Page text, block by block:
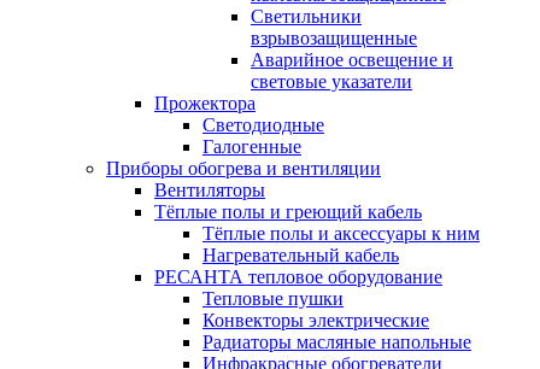
Светильники
взрывозащищенные
Аварийное освещение и
световые указатели
Прожектора
Светодиодные
Галогенные
Приборы обогрева и вентиляции
Вентиляторы
Тёплые полы и греющий кабель
Тёплые полы и аксессуары к ним
Нагревательный кабель
РЕСАНТА тепловое оборудование
Тепловые пушки
Конвекторы электрические
Радиаторы масляные напольные
Инфракрасные обогреватели